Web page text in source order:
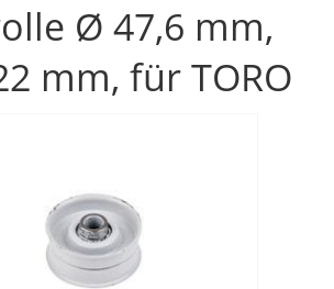
Ø 47,6 mm,
mm, für TORO